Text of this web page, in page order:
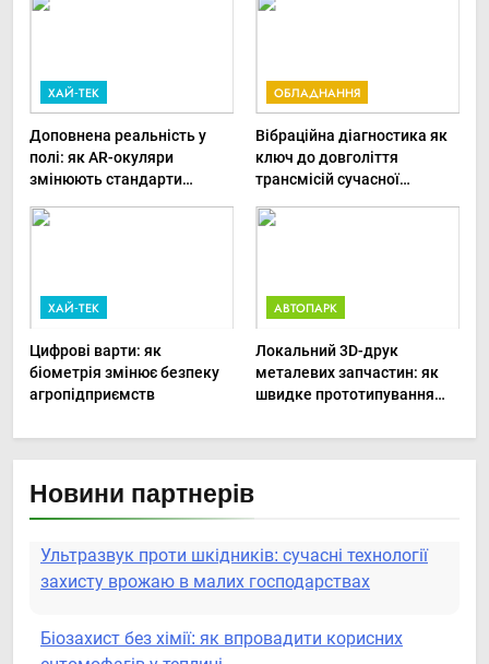
ХАЙ-ТЕК
Доповнена реальність у
полі: як AR-окуляри
змінюють стандарти
сільськогосподарської
ОБЛАДНАННЯ
Вібраційна діагностика як
ключ до довголіття
трансмісій сучасної
ХАЙ-ТЕК
Цифрові варти: як
біометрія змінює безпеку
агропідприємств
АВТОПАРК
Локальний 3D-друк
металевих запчастин: як
швидке прототипування
Новини партнерів
Біозахист без хімії: як впровадити корисних
ентомофагів у теплиці
Вертикальна ягідна революція: як отримати